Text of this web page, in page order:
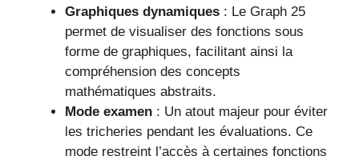
Graphiques dynamiques : Le Graph 25
permet de visualiser des fonctions sous
forme de graphiques, facilitant ainsi la
compréhension des concepts
mathématiques abstraits.
Mode examen : Un atout majeur pour éviter
les tricheries pendant les évaluations. Ce
mode restreint l’accès à certaines fonctions